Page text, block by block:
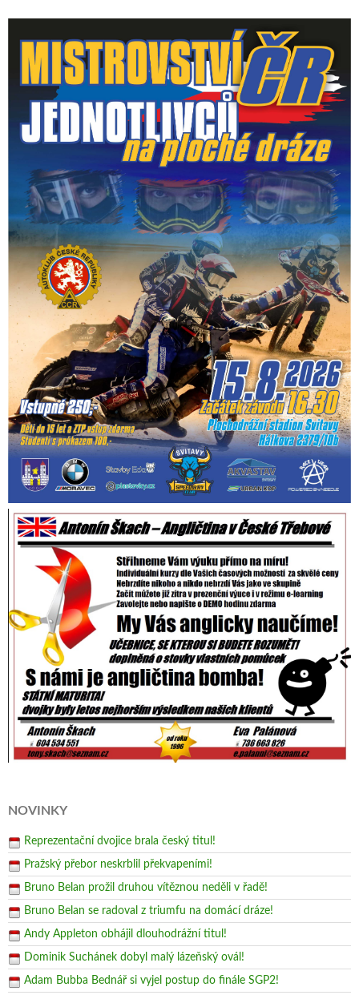
NOVINKY
Reprezentační dvojice brala český titul!
Pražský přebor neskrblil překvapeními!
Bruno Belan prožil druhou vítěznou neděli v řadě!
Bruno Belan se radoval z triumfu na domácí dráze!
Andy Appleton obhájil dlouhodrážní titul!
Dominik Suchánek dobyl malý lázeňský ovál!
Adam Bubba Bednář si vyjel postup do finále SGP2!